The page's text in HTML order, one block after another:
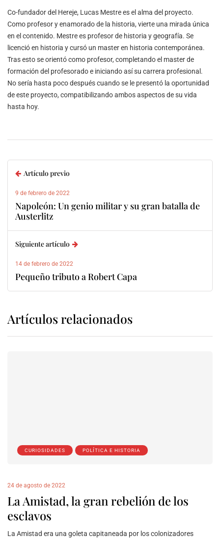
Co-fundador del Hereje, Lucas Mestre es el alma del proyecto.
Como profesor y enamorado de la historia, vierte una mirada única
en el contenido. Mestre es profesor de historia y geografía. Se
licenció en historia y cursó un master en historia contemporánea.
Tras esto se orientó como profesor, completando el master de
formación del profesorado e iniciando así su carrera profesional.
No sería hasta poco después cuando se le presentó la oportunidad
de este proyecto, compatibilizando ambos aspectos de su vida
hasta hoy.
Artículo previo
9 de febrero de 2022
Napoleón: Un genio militar y su gran batalla de
Austerlitz
Siguiente artículo
14 de febrero de 2022
Pequeño tributo a Robert Capa
Artículos relacionados
CURIOSIDADES POLÍTICA E HISTORIA
24 de agosto de 2022
La Amistad, la gran rebelión de los
esclavos
La Amistad era una goleta capitaneada por los colonizadores